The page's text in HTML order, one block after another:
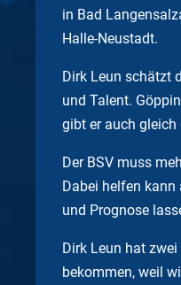
in Bad
Halle-Neustadt.
Dirk Leun schätzt
und Talent.
gibt er auch
Der BSV muss
Dabei helfen
und Prognose
Dirk Leun hat
bekommen, weil